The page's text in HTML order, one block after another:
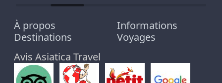
À propos
Informations
Destinations
Voyages
Avis Asiatica Travel